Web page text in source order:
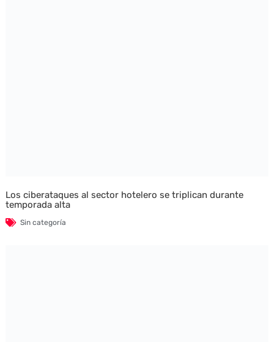
Los ciberataques al sector hotelero se triplican durante
temporada alta
Sin categoría